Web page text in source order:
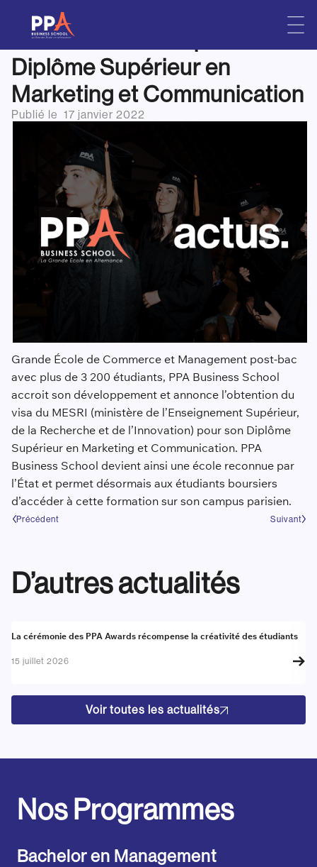
PPA Business School obtient
le VISA du MESRI pour son
Diplôme Supérieur en
Marketing et Communication
Publié le 17 janvier 2022
Grande École de Commerce et Management post-bac
avec plus de 3 200 étudiants, PPA Business School
accroit son développement et annonce l’obtention du
visa du MESRI (ministère de l’Enseignement Supérieur,
de la Recherche et de l’Innovation) pour son Diplôme
Supérieur en Marketing et Communication. PPA
Business School devient ainsi une école reconnue par
l’État et permet désormais aux étudiants boursiers
d’accéder à cette formation sur son campus parisien.
Précédent Suivant
D’autres actualités
Actualité
La cérémonie des PPA Awards récompense la créativité des étudiants
15 juillet 2026
Voir toutes les actualités
Nos Programmes
Bachelor en Management